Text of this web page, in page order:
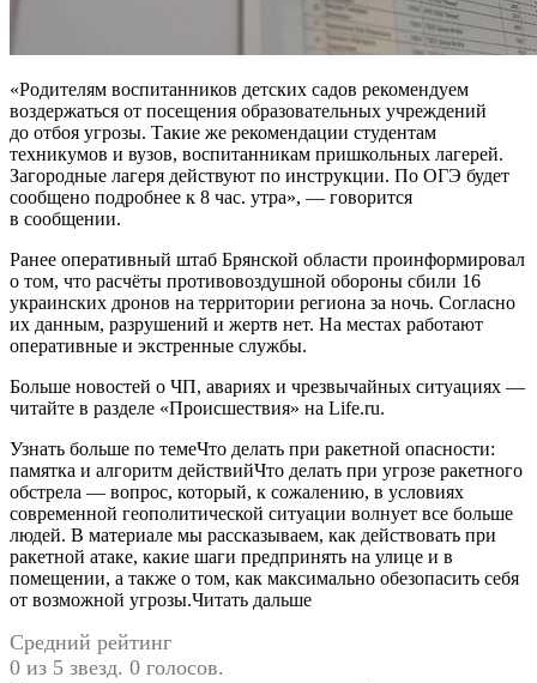
«Родителям воспитанников детских садов рекомендуем
воздержаться от посещения образовательных учреждений
до отбоя угрозы. Такие же рекомендации студентам
техникумов и вузов, воспитанникам пришкольных лагерей.
Загородные лагеря действуют по инструкции. По ОГЭ будет
сообщено подробнее к 8 час. утра», — говорится
в сообщении.
Ранее оперативный штаб Брянской области проинформировал
о том, что расчёты противовоздушной обороны сбили 16
украинских дронов на территории региона за ночь. Согласно
их данным, разрушений и жертв нет. На местах работают
оперативные и экстренные службы.
Больше новостей о ЧП, авариях и чрезвычайных ситуациях —
читайте в разделе «Происшествия» на Life.ru.
Узнать больше по темеЧто делать при ракетной опасности:
памятка и алгоритм действийЧто делать при угрозе ракетного
обстрела — вопрос, который, к сожалению, в условиях
современной геополитической ситуации волнует все больше
людей. В материале мы рассказываем, как действовать при
ракетной атаке, какие шаги предпринять на улице и в
помещении, а также о том, как максимально обезопасить себя
от возможной угрозы.Читать дальше
Средний рейтинг
0 из 5 звезд. 0 голосов.